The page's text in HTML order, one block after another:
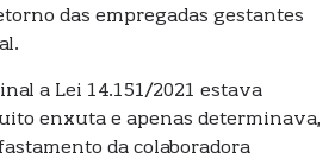
das empregadas gestantes
a Lei 14.151/2021 estava
enxuta e apenas determinava,
da colaboradora